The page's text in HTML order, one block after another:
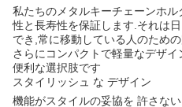
私たちのメタルキーチェーンホ
性と長寿性を保証します.それは
でき,常に移動している人のため
さらにコンパクトで軽量なデザ
便利な選択肢です
スタイリッシュ な デザイン
機能がスタイルの妥協を 許さな